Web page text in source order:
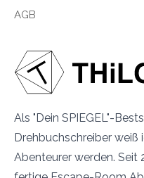
Als "Dein SPIEGEL"-
Drehbuchschreiber weiß
Abenteurer werden.
AGB